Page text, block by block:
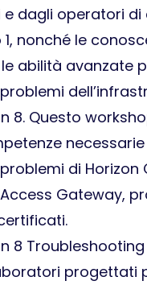
dagli operatori di
nonché le
abilità avanzate
8. Questo
di Horizon
Gateway,
8
progettati